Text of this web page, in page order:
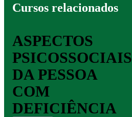
Cursos relacionados
ASPECTOS
PSICOSSOCIAIS
DA PESSOA
COM
DEFICIÊNCIA